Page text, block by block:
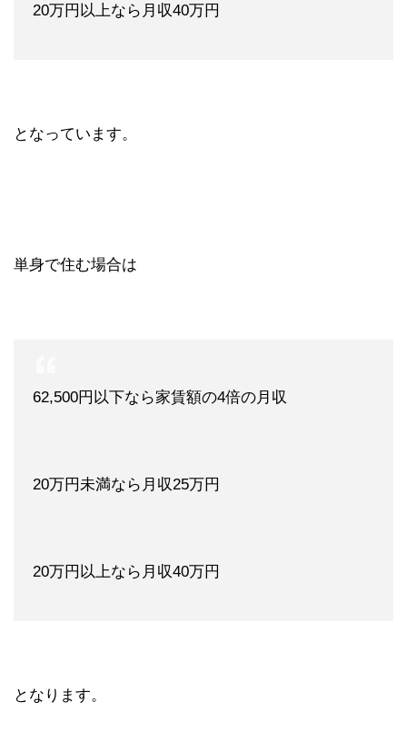
20万円以上なら月収40万円
となっています。
単身で住む場合は
62,500円以下なら家賃額の4倍の月収
20万円未満なら月収25万円
20万円以上なら月収40万円
となります。